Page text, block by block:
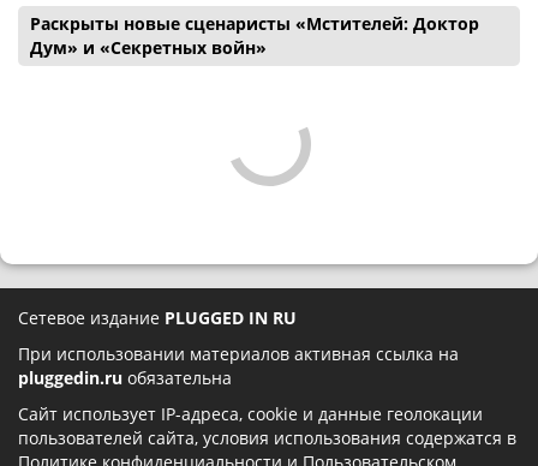
Раскрыты новые сценаристы «Мстителей: Доктор
Дум» и «Секретных войн»
Сетевое издание PLUGGED IN RU
При использовании материалов активная ссылка на
pluggedin.ru обязательна
Сайт использует IP-адреса, cookie и данные геолокации
пользователей сайта, условия использования содержатся в